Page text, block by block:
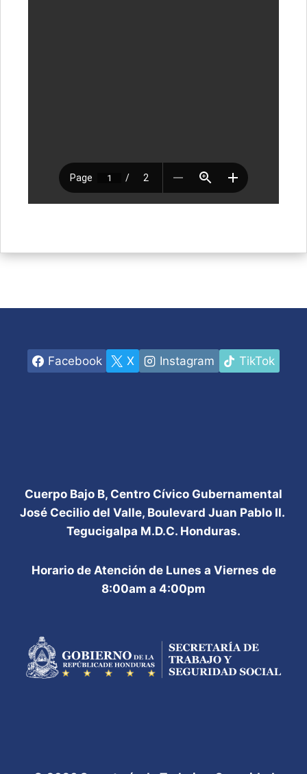
Facebook X Instagram TikTok
Cuerpo Bajo B, Centro Cívico Gubernamental
José Cecilio del Valle, Boulevard Juan Pablo II.
Tegucigalpa M.D.C. Honduras.
Horario de Atención de Lunes a Viernes de
8:00am a 4:00pm